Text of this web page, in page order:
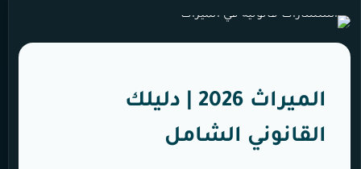
الميراث 2026 | دليلك
القانوني الشامل